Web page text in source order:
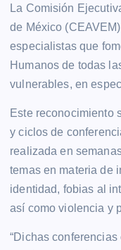
La Comisión
de México
especialistas que
Humanos de todas
vulnerables, en
Este reconocimiento
y ciclos de
realizada en
temas en materia de
identidad, fobias al
así como violencia y
“Dichas